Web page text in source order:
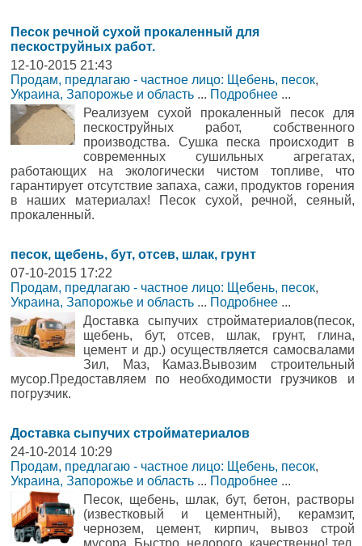
Песок речной сухой прокаленный для
пескоструйных работ.
12-10-2015 21:43
Продам, предлагаю - частное лицо: Щебень, песок,
Украина, Запорожье и область ... Подробнее ...
Реализуем сухой прокаленный песок для
пескоструйных работ, собственного
производства. Сушка песка происходит в
современных сушильных агрегатах,
работающих на экологически чистом топливе, что
гарантирует отсутствие запаха, сажи, продуктов горения
в наших материалах! Песок сухой, речной, сеяный,
прокаленный.
песок, щебень, бут, отсев, шлак, грунт
07-10-2015 17:22
Продам, предлагаю - частное лицо: Щебень, песок,
Украина, Запорожье и область ... Подробнее ...
Доставка сыпучих стройматериалов(песок,
щебень, бут, отсев, шлак, грунт, глина,
цемент и др.) осуществляется самосвалами
Зил, Маз, Камаз.Вывозим строительный
мусор.Предоставляем по необходимости грузчиков и
погрузчик.
Доставка сыпучих стройматериалов
24-10-2014 10:29
Продам, предлагаю - частное лицо: Щебень, песок,
Украина, Запорожье и область ... Подробнее ...
Песок, щебень, шлак, бут, бетон, растворы
(известковый и цементный), керамзит,
чернозем, цемент, кирпич, вывоз строй
мусора. Быстро, недорого, качественно! тел.